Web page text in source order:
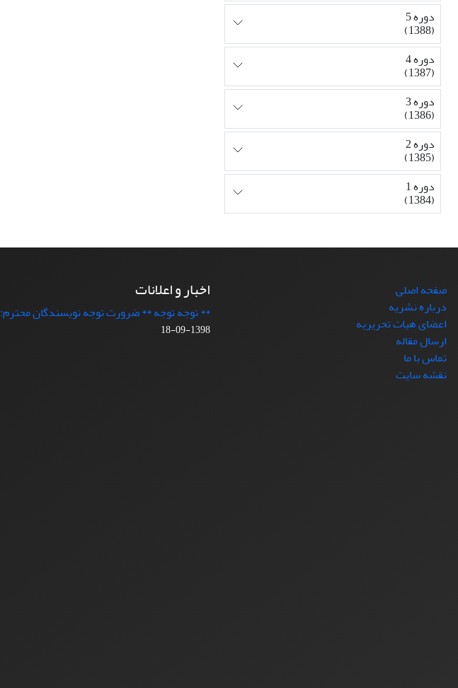
دوره 5
(1388)
دوره 4
(1387)
دوره 3
(1386)
دوره 2
(1385)
دوره 1
(1384)
صفحه اصلی
درباره نشریه
اعضای هیات تحریریه
ارسال مقاله
تماس با ما
نقشه سایت
اخبار و اعلانات
** توجه توجه ** ضرورت توجه نویسندگان محترم:
1398-09-18